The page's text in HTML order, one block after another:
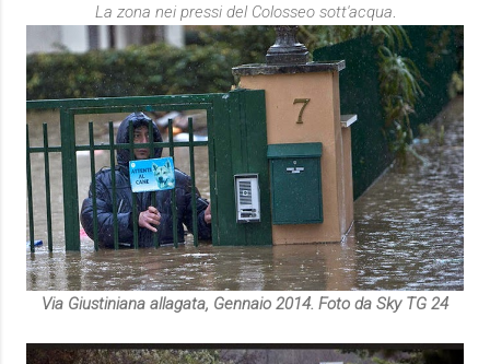
La zona nei pressi del Colosseo sott'acqua
Via Giustiniana allagata, Gennaio 2014. Foto da Sky TG 24